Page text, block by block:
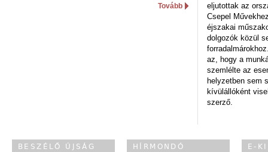
Tovább
eljutottak az
Csepel
éjszakai
dolgozók közül
az, hogy a
szemlélte az
helyzetben sem
kívülállóként
szerző.
BESZÉLŐ ÚJSÁG HÍRMONDÓ E-